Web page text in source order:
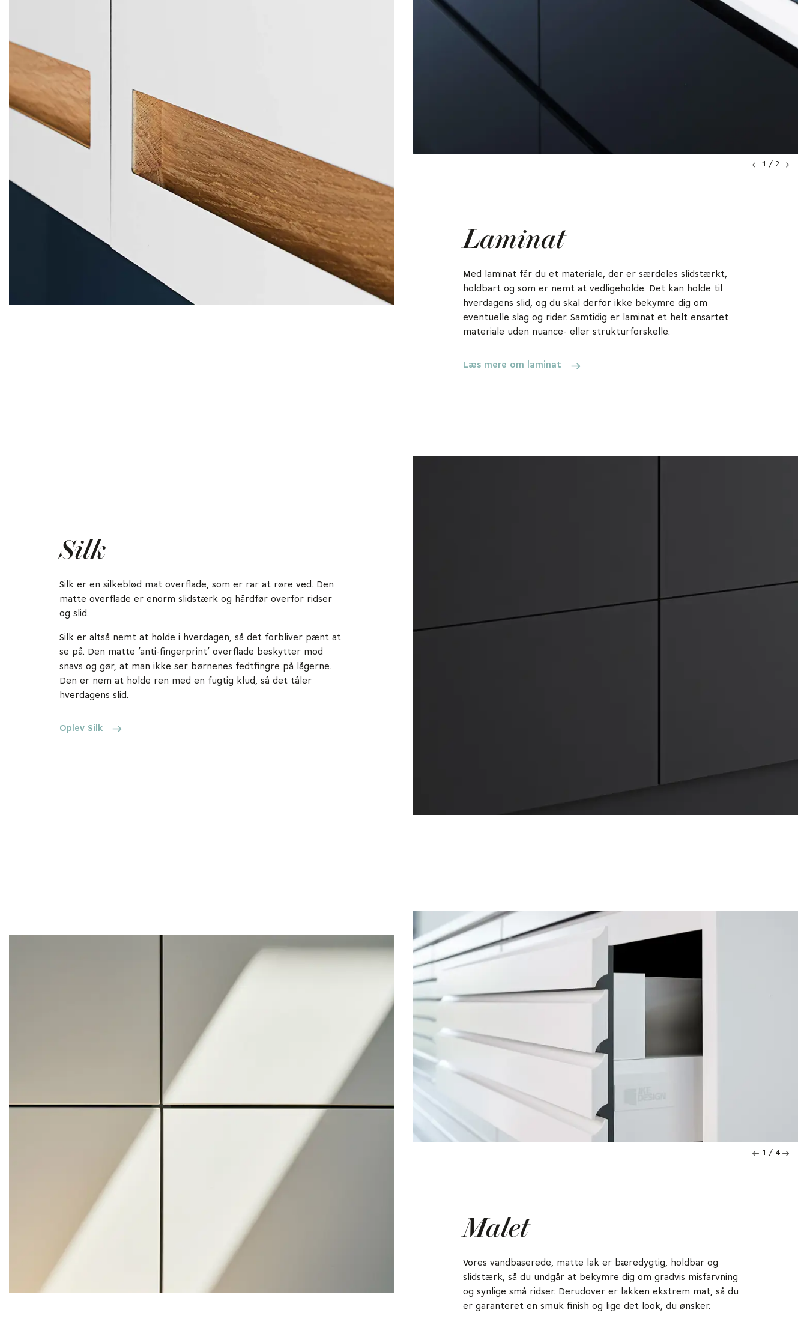
1 / 2
Laminat
Med laminat får du et materiale, der er særdeles slidstærkt,
holdbart og som er nemt at vedligeholde. Det kan holde til
hverdagens slid, og du skal derfor ikke bekymre dig om
eventuelle slag og rider. Samtidig er laminat et helt ensartet
materiale uden nuance- eller strukturforskelle.
Læs mere om laminat
Silk
Silk er en silkeblød mat overflade, som er rar at røre ved. Den
matte overflade er enorm slidstærk og hårdfør overfor ridser
og slid.
Silk er altså nemt at holde i hverdagen, så det forbliver pænt at
se på. Den matte ’anti-fingerprint’ overflade beskytter mod
snavs og gør, at man ikke ser børnenes fedtfingre på lågerne.
Den er nem at holde ren med en fugtig klud, så det tåler
hverdagens slid.
Oplev Silk
1 / 4
Malet
Vores vandbaserede, matte lak er bæredygtig, holdbar og
slidstærk, så du undgår at bekymre dig om gradvis misfarvning
og synlige små ridser. Derudover er lakken ekstrem mat, så du
er garanteret en smuk finish og lige det look, du ønsker.